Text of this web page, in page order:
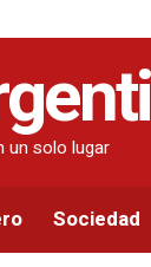
un solo lugar
Sociedad